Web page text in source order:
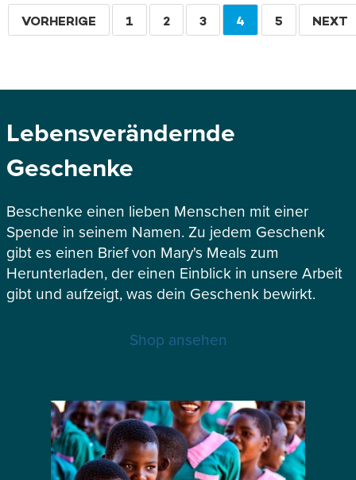
Seitennummerierung
VORHERIGE
VORHERIGE SEITE
1 SEITE
2 SEITE
3
AKTUELLE
4 SEITE
5 NEXT
Lebensverändernde
Geschenke
Beschenke einen lieben Menschen mit einer
Spende in seinem Namen. Zu jedem Geschenk
gibt es einen Brief von Mary's Meals zum
Herunterladen, der einen Einblick in unsere Arbeit
gibt und aufzeigt, was dein Geschenk bewirkt.
Shop ansehen